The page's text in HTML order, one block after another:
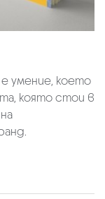
умение, което
която стои в